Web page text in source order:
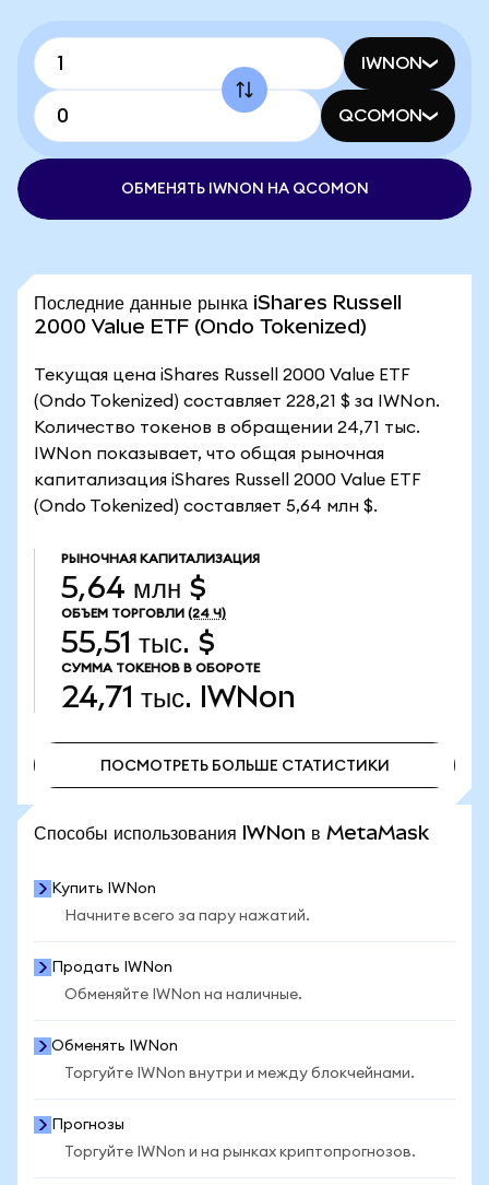
IWNON
QCOMON
ОБМЕНЯТЬ IWNON НА QCOMON
Последние данные рынка iShares Russell
2000 Value ETF (Ondo Tokenized)
Текущая цена iShares Russell 2000 Value ETF
(Ondo Tokenized) составляет 228,21 $ за IWNon.
Количество токенов в обращении 24,71 тыс.
IWNon показывает, что общая рыночная
капитализация iShares Russell 2000 Value ETF
(Ondo Tokenized) составляет 5,64 млн $.
РЫНОЧНАЯ КАПИТАЛИЗАЦИЯ
5,64 млн $
ОБЪЕМ ТОРГОВЛИ (24 Ч)
55,51 тыс. $
СУММА ТОКЕНОВ В ОБОРОТЕ
24,71 тыс. IWNon
ПОСМОТРЕТЬ БОЛЬШЕ СТАТИСТИКИ
Способы использования IWNon в MetaMask
Купить IWNon
Начните всего за пару нажатий.
Продать IWNon
Обменяйте IWNon на наличные.
Обменять IWNon
Торгуйте IWNon внутри и между блокчейнами.
Прогнозы
Торгуйте IWNon и на рынках криптопрогнозов.